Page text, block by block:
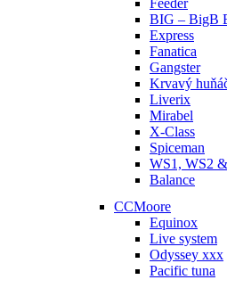
Feeder
BIG – BigB
Express
Fanatica
Gangster
Krvavý
Liverix
Mirabel
X-Class
Spiceman
WS1, WS2
Balance
CCMoore
Equinox
Live system
Odyssey xxx
Pacific tuna